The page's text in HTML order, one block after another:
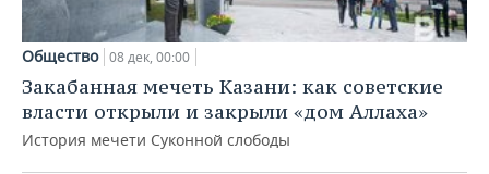
Общество 08 дек, 00:00
Закабанная мечеть Казани: как советские
власти открыли и закрыли «дом Аллаха»
История мечети Суконной слободы